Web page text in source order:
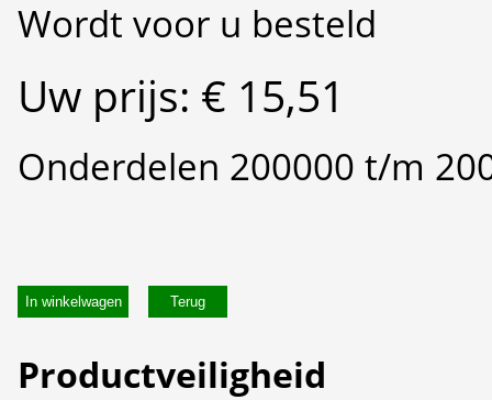
Wordt voor u besteld
Uw prijs: € 15,51
Onderdelen 200000 t/m
In winkelwagen
Productveiligheid